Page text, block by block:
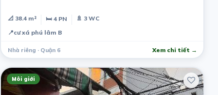
📐 38.4 m² 🛏 4 PN
🚿 3 WC
📍cư xá phú lâm B
Nhà riêng · Quận 6 Xem chi tiết →
Môi giới